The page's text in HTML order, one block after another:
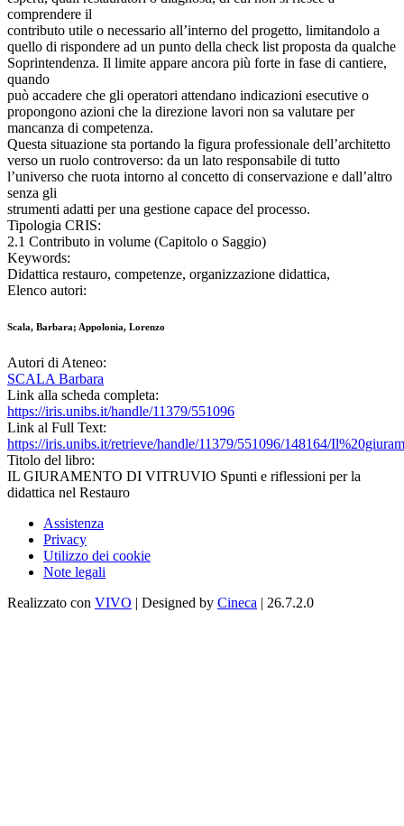
comprendere il
contributo utile o necessario all’interno del progetto, limitandolo a
quello di rispondere ad un punto della check list proposta da qualche
Soprintendenza. Il limite appare ancora più forte in fase di cantiere,
quando
può accadere che gli operatori attendano indicazioni esecutive o
propongono azioni che la direzione lavori non sa valutare per
mancanza di competenza.
Questa situazione sta portando la figura professionale dell’architetto
verso un ruolo controverso: da un lato responsabile di tutto
l’universo che ruota intorno al concetto di conservazione e dall’altro
senza gli
strumenti adatti per una gestione capace del processo.
Tipologia CRIS:
2.1 Contributo in volume (Capitolo o Saggio)
Keywords:
Didattica restauro, competenze, organizzazione didattica,
Elenco autori:
Scala, Barbara; Appolonia, Lorenzo
Autori di Ateneo:
SCALA Barbara
Link alla scheda completa:
https://iris.unibs.it/handle/11379/551096
Link al Full Text:
https://iris.unibs.it/retrieve/handle/11379/551096/148164/
Titolo del libro:
IL GIURAMENTO DI VITRUVIO Spunti e riflessioni per la
didattica nel Restauro
Assistenza
Privacy
Utilizzo dei cookie
Note legali
Realizzato con VIVO | Designed by Cineca | 26.7.2.0